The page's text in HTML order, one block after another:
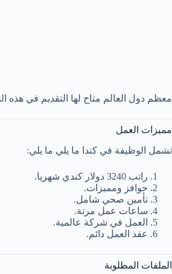
معظم دول العالم متاح لها التقديم في هذه
مميزات العمل
تشمل الوظيفة في كندا ما يلي ما يلي:
راتب 3240 دولار كندي شهريا.
حوافز ومميزات.
تأمين صحي شامل.
ساعات عمل مرنة.
العمل في شركة عالمية.
عقد العمل دائم.
الملفات المطلوبة